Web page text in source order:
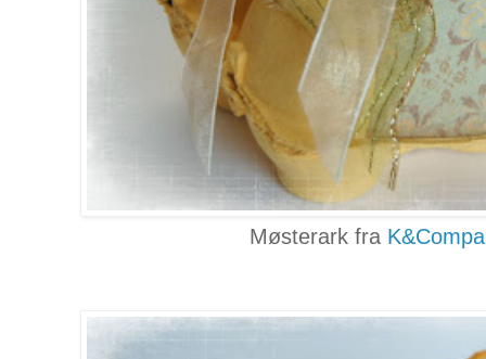
Møsterark fra